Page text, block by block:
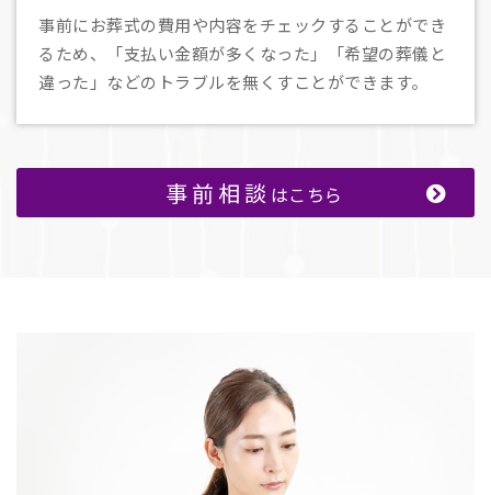
事前にお葬式の費用や内容をチェックすることができ
るため、「支払い金額が多くなった」「希望の葬儀と
違った」などのトラブルを無くすことができます。
事前相談 はこちら